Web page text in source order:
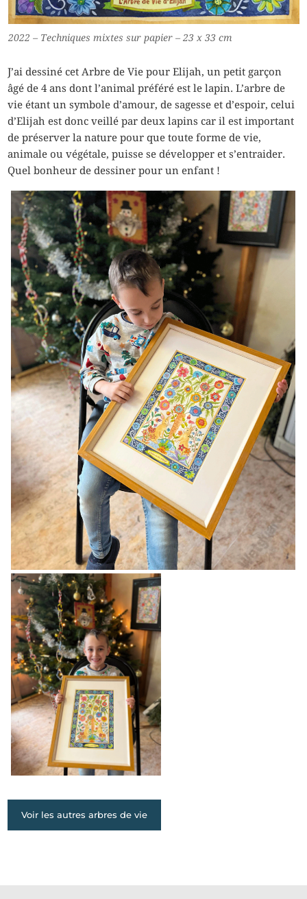
2022 – Techniques mixtes sur papier – 23 x 33 cm
J’ai dessiné cet Arbre de Vie pour Elijah, un petit garçon
âgé de 4 ans dont l’animal préféré est le lapin. L’arbre de
vie étant un symbole d’amour, de sagesse et d’espoir, celui
d’Elijah est donc veillé par deux lapins car il est important
de préserver la nature pour que toute forme de vie,
animale ou végétale, puisse se développer et s’entraider.
Quel bonheur de dessiner pour un enfant !
Voir les autres arbres de vie